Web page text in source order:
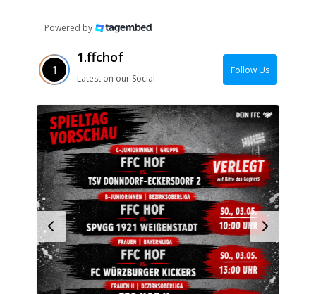
Powered by
1.ffchof
Latest on our Social
Follow Us